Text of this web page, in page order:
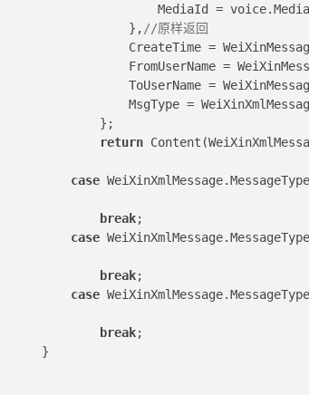
MediaId =
                            },
//原样返回
CreateTime =
FromUserName
ToUserName =
MsgType =
                        };
return
case
break;
case
break;
case
break;
                }